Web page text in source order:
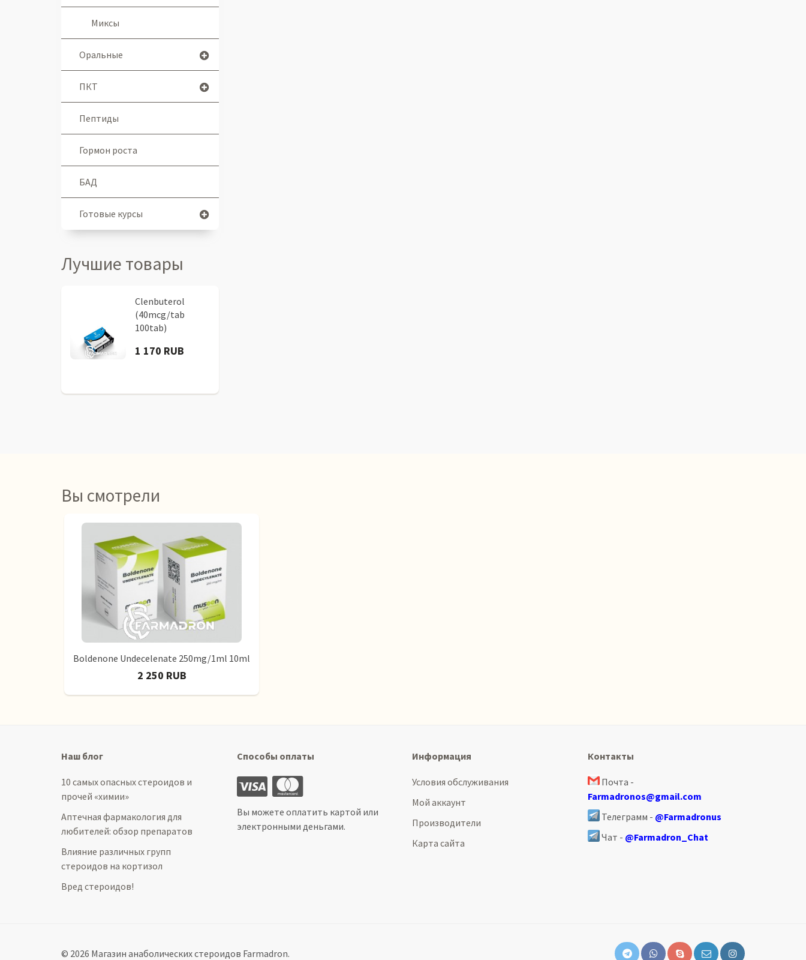
Миксы
Оральные
ПКТ
Пептиды
Гормон роста
БАД
Готовые курсы
Лучшие товары
Clenbuterol
(40mcg/tab
100tab)
1 170 RUB
Вы смотрели
Boldenone Undecelenate 250mg/1ml 10ml
2 250 RUB
Наш блог
10 самых опасных стероидов и
прочей «химии»
Аптечная фармакология для
любителей: обзор препаратов
Влияние различных групп
стероидов на кортизол
Вред стероидов!
Способы оплаты
Вы можете оплатить картой или
электронными деньгами.
Информация
Условия обслуживания
Мой аккаунт
Производители
Карта сайта
Контакты
Почта -
Farmadronos@gmail.com
Телеграмм - @Farmadronus
Чат - @Farmadron_Chat
© 2026 Магазин анаболических стероидов Farmadron.